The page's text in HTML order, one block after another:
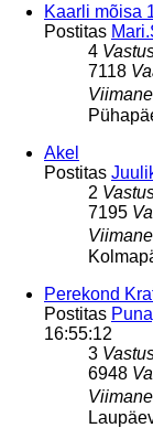
Kaarli mõisa
Postitas
4
7118
Akel
Postitas
2
7195
Perekond
Postitas
16:55:12
3
6948